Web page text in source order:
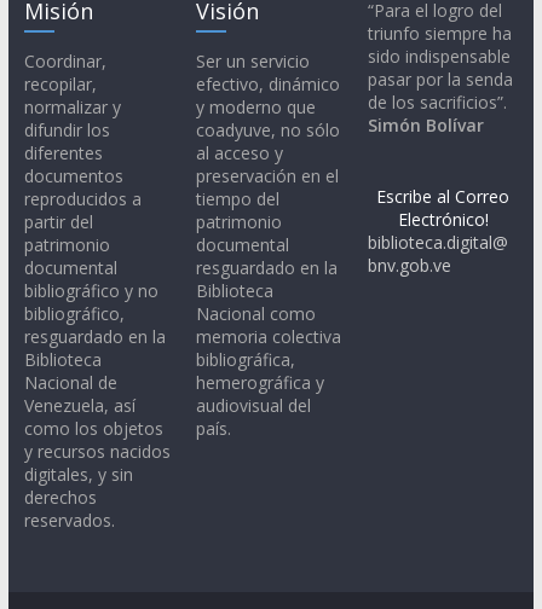
Misión
Coordinar,
recopilar,
normalizar y
difundir los
diferentes
documentos
reproducidos a
partir del
patrimonio
documental
bibliográfico y no
bibliográfico,
resguardado en la
Biblioteca
Nacional de
Venezuela, así
como los objetos
y recursos nacidos
digitales, y sin
derechos
reservados.
Visión
Ser un servicio
efectivo, dinámico
y moderno que
coadyuve, no sólo
al acceso y
preservación en el
tiempo del
patrimonio
documental
resguardado en la
Biblioteca
Nacional como
memoria colectiva
bibliográfica,
hemerográfica y
audiovisual del
país.
“Para el logro del
triunfo siempre ha
sido indispensable
pasar por la senda
de los sacrificios”.
Simón Bolívar
Escribe al Correo
Electrónico!
biblioteca.digital@
bnv.gob.ve